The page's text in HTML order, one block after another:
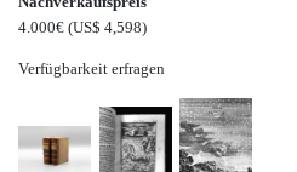
4.000€ (US$ 4,598)
Verfügbarkeit erfragen